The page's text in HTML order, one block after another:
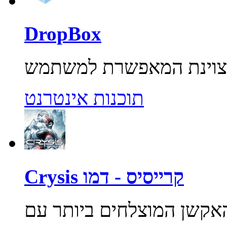
DropBox
תוכנות אינטרנט
Crysis קרייסיס - דמו